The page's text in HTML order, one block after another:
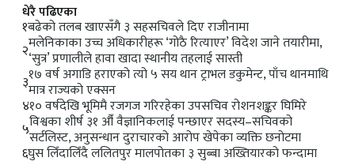
धेरै पढिएका
१बढेको तलब खाएसँगै ३ सहसचिवले दिए राजीनामा
२मलेनिकाका उच्च अधिकारीहरू ‘गोठै रित्याएर’ विदेश जाने तयारीमा,
‘सुत्र’ प्रणालीले हावा खादा स्थानीय तहलाई सास्ती
३१७ वर्ष अगाडि हराएको त्यो ५ सय थान ट्राभल डकुमेन्ट, पाँच थानमाथि
मात्र राज्यको एक्सन
४१० वर्षदेखि भूमिमै रजगज गरिरहेका उपसचिव रोशनशङ्कर घिमिरे
५विश्वका शीर्ष ३१ औँ वैज्ञानिकलाई पन्छाएर सदस्य–सचिवको
सर्टलिस्ट, अनुसन्धान दुराचारको आरोप खेपेका व्यक्ति छनोटमा
६घुस लिँदालिँदै ललितपुर मालपोतका ३ सुब्बा अख्तियारको फन्दामा